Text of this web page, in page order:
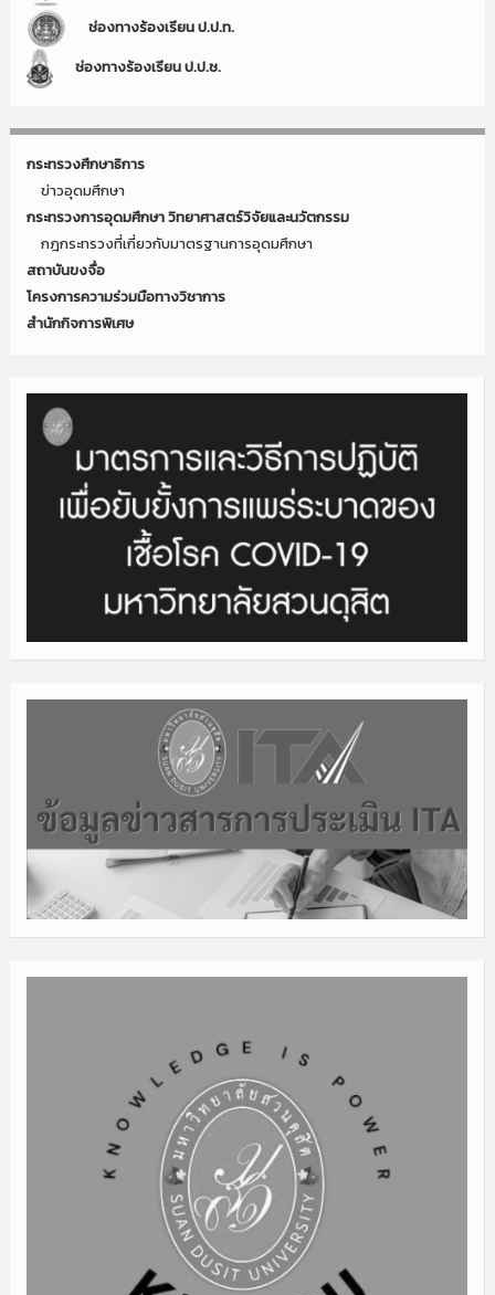
ช่องทางร้องเรียน ป.ป.ท.
ช่องทางร้องเรียน ป.ป.ช.
กระทรวงศึกษาธิการ
ข่าวอุดมศึกษา
กระทรวงการอุดมศึกษา วิทยาศาสตร์วิจัยและนวัตกรรม
กฎกระทรวงที่เกี่ยวกับมาตรฐานการอุดมศึกษา
สถาบันขงจื่อ
โครงการความร่วมมือทางวิชาการ
สำนักกิจการพิเศษ